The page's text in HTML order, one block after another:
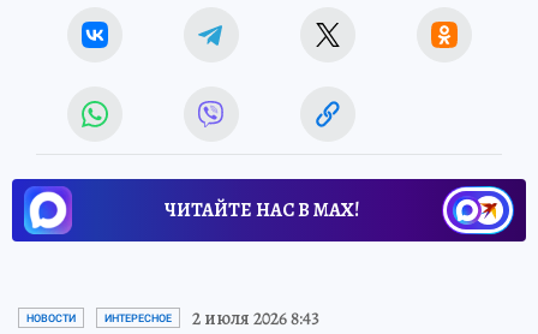
ЧИТАЙТЕ НАС В МАХ!
НОВОСТИ ИНТЕРЕСНОЕ 2 июля 2026 8:43